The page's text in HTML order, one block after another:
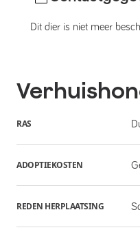
Dit dier is niet meer
RAS
ADOPTIEKOSTEN
REDEN HERPLAATSING